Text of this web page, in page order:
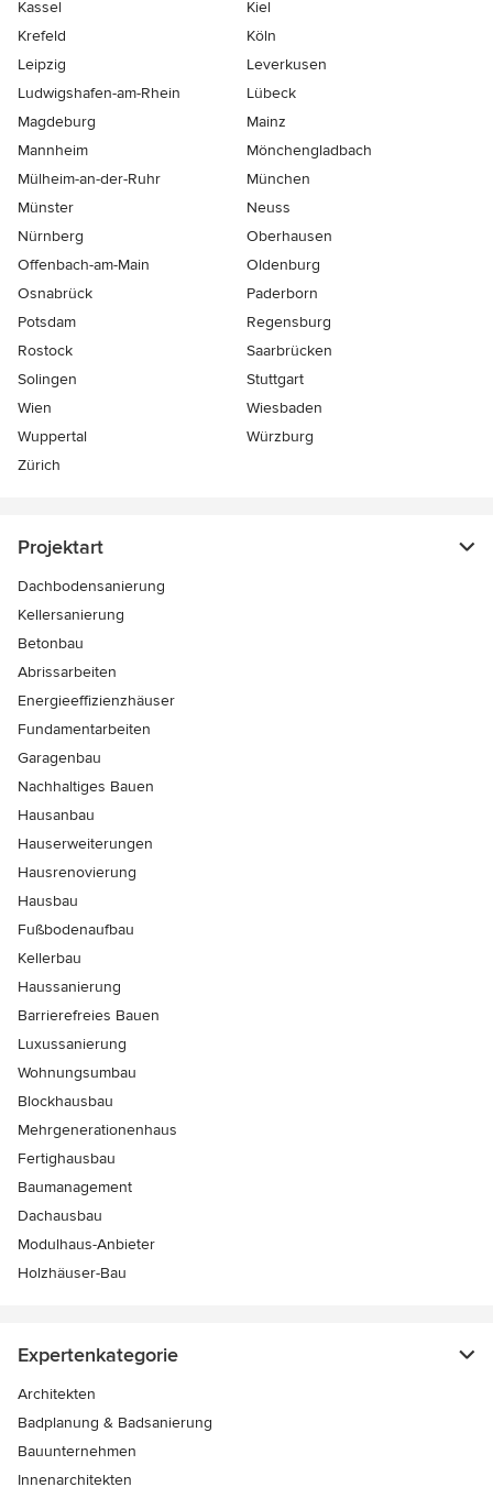
Kassel
Kiel
Krefeld
Köln
Leipzig
Leverkusen
Ludwigshafen-am-Rhein
Lübeck
Magdeburg
Mainz
Mannheim
Mönchen­gladbach
Mülheim-an-der-Ruhr
München
Münster
Neuss
Nürnberg
Oberhausen
Offenbach-am-Main
Oldenburg
Osnabrück
Paderborn
Potsdam
Regensburg
Rostock
Saarbrücken
Solingen
Stuttgart
Wien
Wiesbaden
Wuppertal
Würzburg
Zürich
Projektart
Dachbodensanierung
Kellersanierung
Betonbau
Abrissarbeiten
Energieeffizienzhäuser
Fundamentarbeiten
Garagenbau
Nachhaltiges Bauen
Hausanbau
Hauserweiterungen
Hausrenovierung
Hausbau
Fußbodenaufbau
Kellerbau
Haussanierung
Barrierefreies Bauen
Luxussanierung
Wohnungsumbau
Blockhausbau
Mehrgenerationenhaus
Fertighausbau
Baumanagement
Dachausbau
Modulhaus-Anbieter
Holzhäuser-Bau
Expertenkategorie
Architekten
Badplanung & Badsanierung
Bauunternehmen
Innenarchitekten